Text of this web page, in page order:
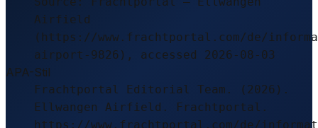
Airfield
(https://www.frachtportal.com/de/
airport-9826), accessed 2026-08-03
APA-Stil
Frachtportal Editorial Team. (2026).
Ellwangen Airfield. Frachtportal.
https://www.frachtportal.com/de/